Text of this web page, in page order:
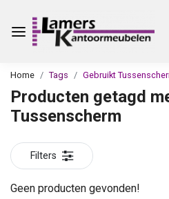
Home Tags Gebruikt
Producten getagd
Tussenscherm
Filters
Geen producten gevonden!